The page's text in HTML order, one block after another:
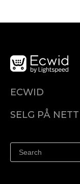
ECWID
Pris
SELG PÅ NETT
Selg på Facebook
Selg på Instagram